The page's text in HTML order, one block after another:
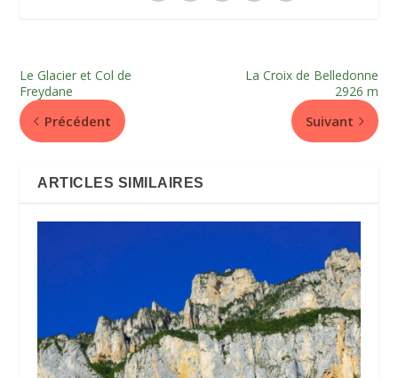
Le Glacier et Col de
Freydane
Précédent
La Croix de Belledonne
2926 m
Suivant
ARTICLES SIMILAIRES